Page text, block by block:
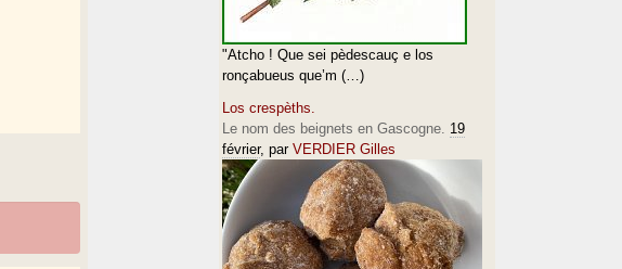
"Atcho ! Que sei pèdescauç e los
ronçabueus que’m (…)
Los crespèths.
Le nom des beignets en Gascogne. 19
février, par VERDIER Gilles